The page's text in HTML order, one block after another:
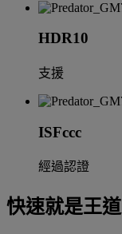
HDR10
支援
ISFccc
經過認證
快速就是王道